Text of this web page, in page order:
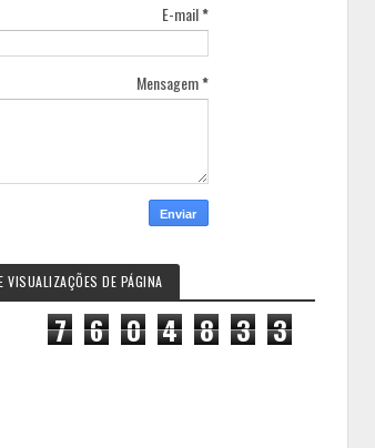
E-mail*
Mensagem*
VISUALIZAÇÕES DE PÁGINA
7 6 0 4 8 3 3